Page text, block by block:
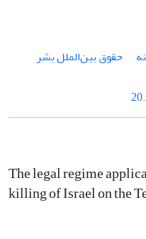
حقوق بین‌الملل بشر
The legal regime
killing of Israel on the